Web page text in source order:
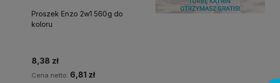
Proszek Enzo 2w1 560g do
koloru
8,38 zł
Cena netto: 6,81 zł